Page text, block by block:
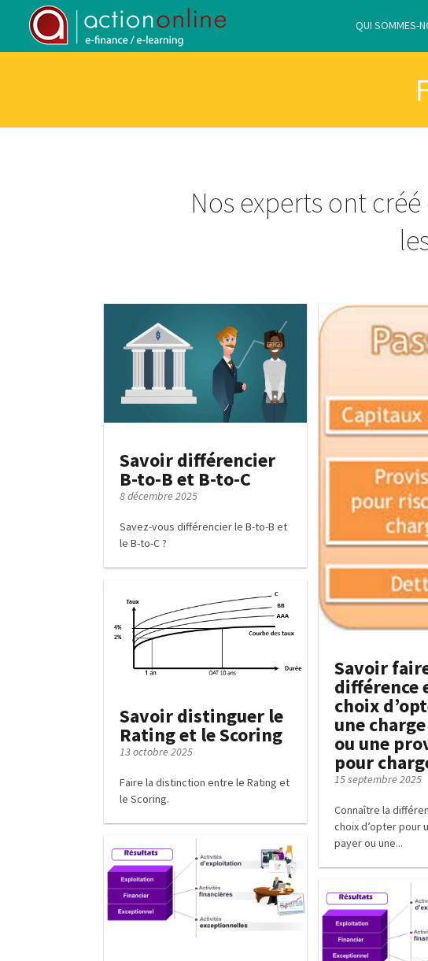
QUI SOMMES-
Nos experts ont
Savoir différencier
B-to-B et B-to-C
8 décembre 2025
Savez-vous différencier le B-to-B et
le B-to-C ?
Savoir
différence
choix
une
ou une
pour
15 septembre 2025
Connaître la
choix d’opter pour
payer ou une...
Savoir distinguer le
Rating et le Scoring
13 octobre 2025
Faire la distinction entre le Rating et
le Scoring.